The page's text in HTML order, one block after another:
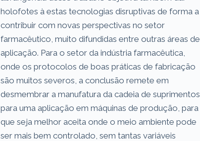
holofotes à estas tecnologias disruptivas de forma a
contribuir com novas perspectivas no setor
farmacêutico, muito difundidas entre outras áreas de
aplicação. Para o setor da indústria farmacêutica,
onde os protocolos de boas práticas de fabricação
são muitos severos, a conclusão remete em
desmembrar a manufatura da cadeia de suprimentos
para uma aplicação em máquinas de produção, para
que seja melhor aceita onde o meio ambiente pode
ser mais bem controlado, sem tantas variáveis